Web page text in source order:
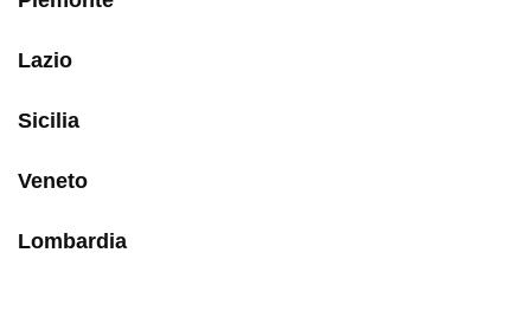
Lazio
Sicilia
Veneto
Lombardia